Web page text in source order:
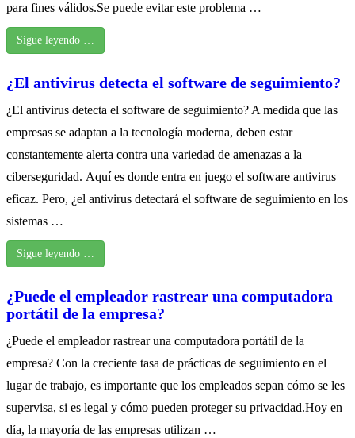
para fines válidos.Se puede evitar este problema …
Sigue leyendo …
¿El antivirus detecta el software de seguimiento?
¿El antivirus detecta el software de seguimiento? A medida que las
empresas se adaptan a la tecnología moderna, deben estar
constantemente alerta contra una variedad de amenazas a la
ciberseguridad. Aquí es donde entra en juego el software antivirus
eficaz. Pero, ¿el antivirus detectará el software de seguimiento en los
sistemas …
Sigue leyendo …
¿Puede el empleador rastrear una computadora
portátil de la empresa?
¿Puede el empleador rastrear una computadora portátil de la
empresa? Con la creciente tasa de prácticas de seguimiento en el
lugar de trabajo, es importante que los empleados sepan cómo se les
supervisa, si es legal y cómo pueden proteger su privacidad.Hoy en
día, la mayoría de las empresas utilizan …